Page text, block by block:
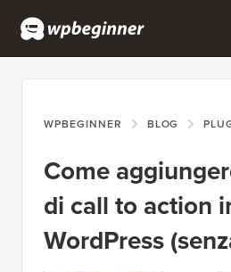
WPBEGINNER BLOG
Come
di call to action
WordPress